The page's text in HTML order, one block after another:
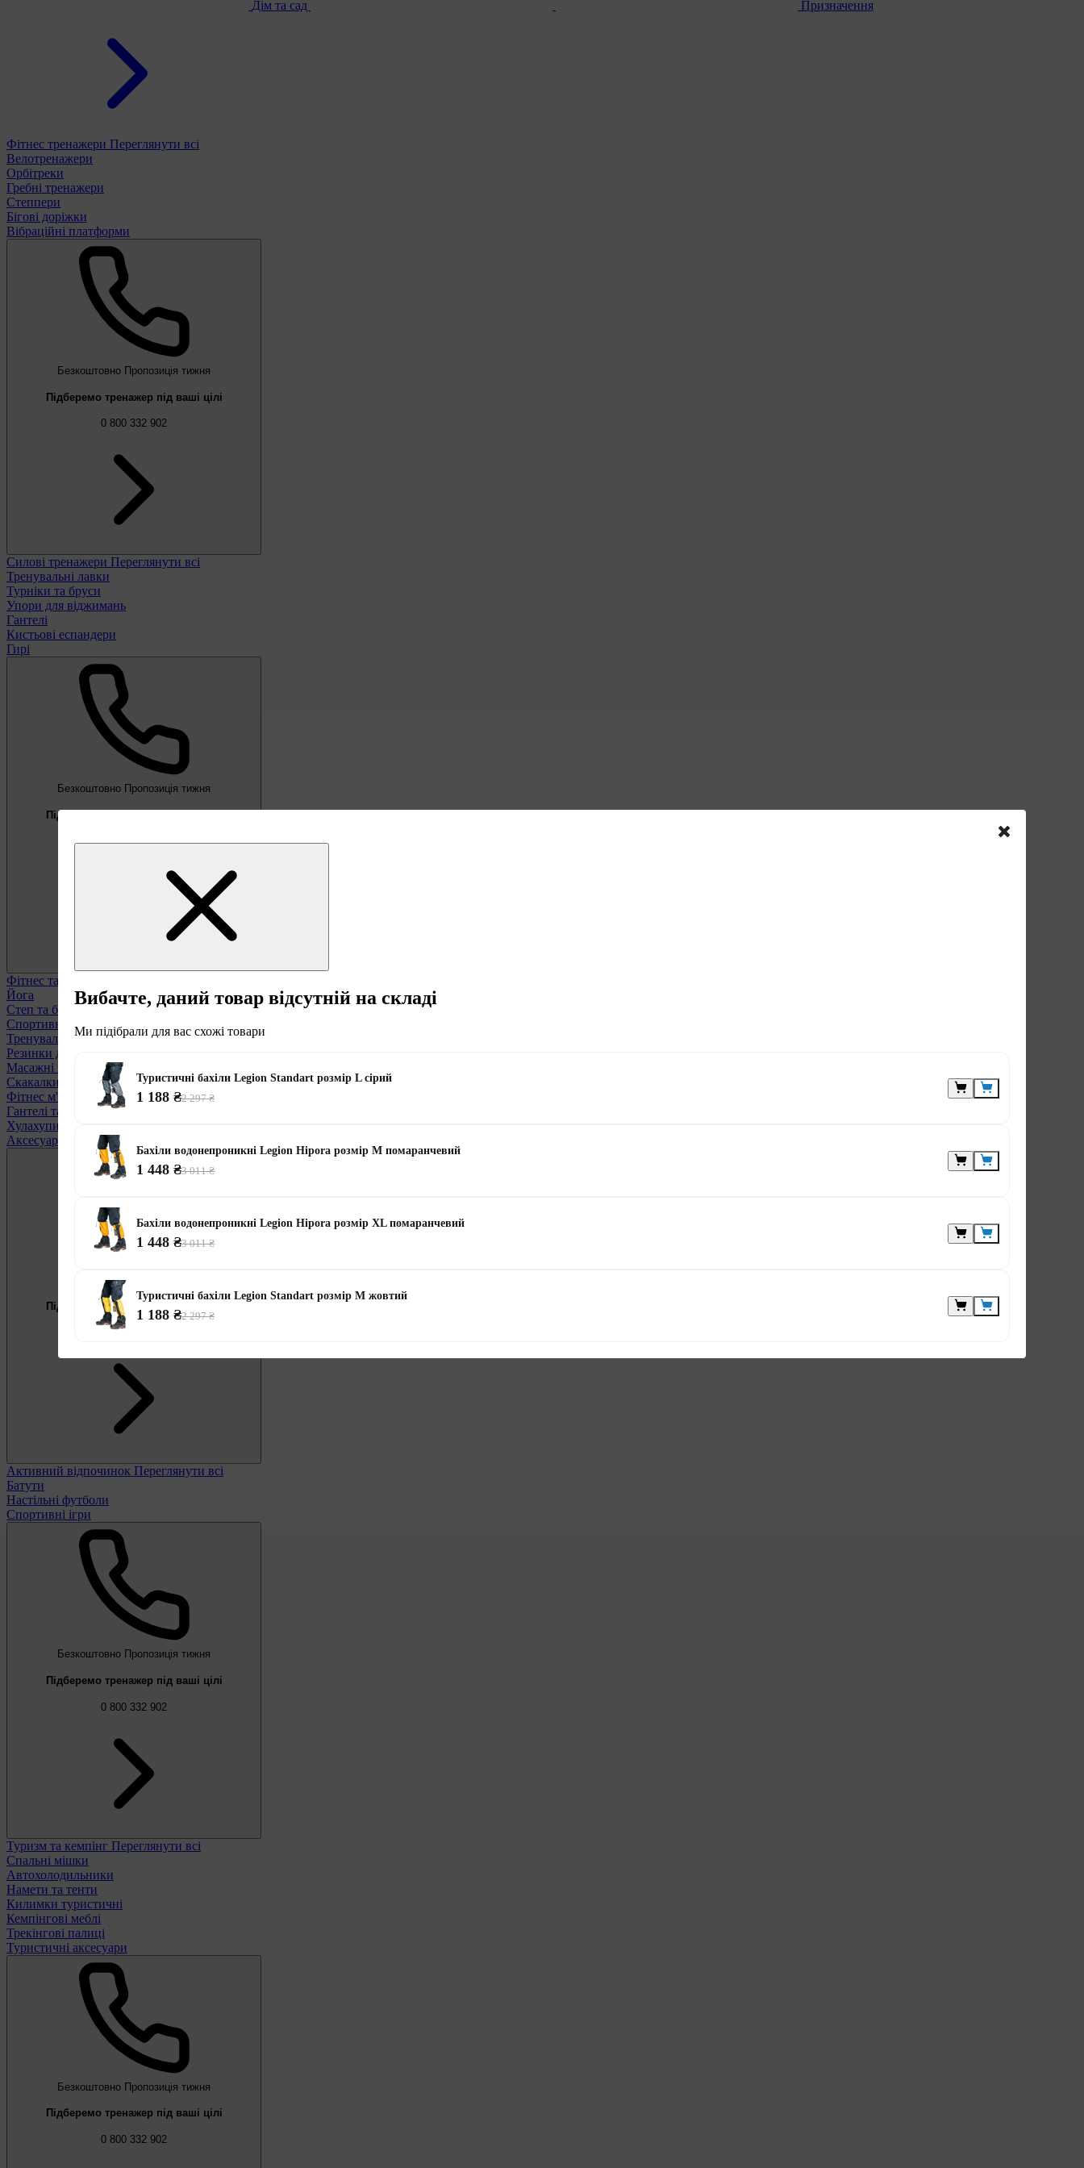
Дім та сад Призначення
Фітнес тренажери Переглянути всі
Велотренажери
Орбітреки
Гребні тренажери
Степпери
Бігові доріжки
Вібраційні платформи
Безкоштовно Пропозиція тижня
Підберемо тренажер під ваші цілі
0 800 332 902
Силові тренажери Переглянути всі
Тренувальні лавки
Турніки та бруси
Упори для віджимань
Гантелі
Кистьові еспандери
Гирі
Безкоштовно Пропозиція тижня
Підберемо тренажер під ваші цілі
0 800 332 902
Фітнес та аеробіка
Йога
Степ та балансувальні платформи
Спортивні килимки та мати
Тренувальні петлі
Резинки для фітнесу
Масажні м'ячі та ролики
Скакалки
Фітнес м'ячі
Гантелі та обважнювачі
Хулахупи
Аксесуари для спорту і фітнесу
Безкоштовно Пропозиція тижня
Підберемо тренажер під ваші цілі
0 800 332 902
Активний відпочинок Переглянути всі
Батути
Настільні футболи
Спортивні ігри
Безкоштовно Пропозиція тижня
Підберемо тренажер під ваші цілі
0 800 332 902
Туризм та кемпінг Переглянути всі
Спальні мішки
Автохолодильники
Намети та тенти
Килимки туристичні
Кемпінгові меблі
Трекінгові палиці
Туристичні аксесуари
Безкоштовно Пропозиція тижня
Підберемо тренажер під ваші цілі
0 800 332 902
Вибачте, даний товар відсутній на складі
Ми підібрали для вас схожі товари
Туристичні бахіли Legion Standart розмір L сірий
1 188 ₴2 297 ₴
Бахіли водонепроникні Legion Hipora розмір М помаранчевий
1 448 ₴3 011 ₴
Бахіли водонепроникні Legion Hipora розмір XL помаранчевий
1 448 ₴3 011 ₴
Туристичні бахіли Legion Standart розмір М жовтий
1 188 ₴2 297 ₴